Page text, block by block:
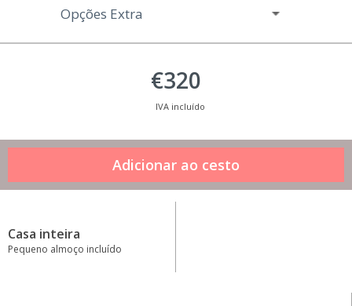
Opções Extra
€320
IVA incluído
Casa inteira
Pequeno almoço incluído